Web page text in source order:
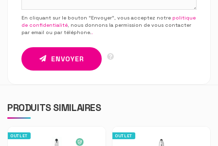
En cliquant sur le bouton “Envoyer”, vous acceptez notre politique
de confidentialité, nous donnons la permission de vous contacter
par email ou par téléphone..
ENVOYER
PRODUITS SIMILAIRES
OUTLET OUTLET